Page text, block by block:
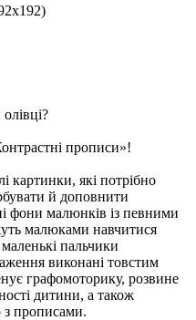
прописи»!
картинки, які потрібно
й доповнити
фони малюнків із певними
малюками навчитися
пальчики
виконані товстим
графомоторику, розвине
дитини, а також
з прописами.